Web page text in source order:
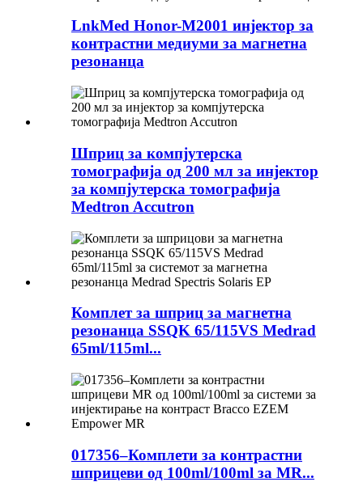
LnkMed Honor-M2001 инјектор за
контрастни медиуми за магнетна
резонанца
Шприц за компјутерска
томографија од 200 мл за инјектор
за компјутерска томографија
Medtron Accutron
Комплет за шприц за магнетна
резонанца SSQK 65/115VS Medrad
65ml/115ml...
017356–Комплети за контрастни
шприцеви од 100ml/100ml за MR...